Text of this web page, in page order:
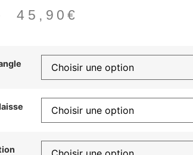
45,90€